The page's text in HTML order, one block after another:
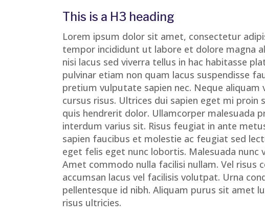
This is a H3 heading
Lorem ipsum dolor sit amet, consectetur
tempor incididunt ut labore et dolore magna
nisi lacus sed viverra tellus in hac habitasse
pulvinar etiam non quam lacus suspendisse
pretium vulputate sapien nec. Neque
cursus risus. Ultrices dui sapien eget mi proin
quis hendrerit dolor. Ullamcorper malesuada
interdum varius sit. Risus feugiat in ante
sapien faucibus et molestie ac feugiat sed
eget felis eget nunc lobortis. Malesuada nunc
Amet commodo nulla facilisi nullam. Vel risus
accumsan lacus vel facilisis volutpat. Urna
pellentesque id nibh. Aliquam purus sit amet
risus ultricies.